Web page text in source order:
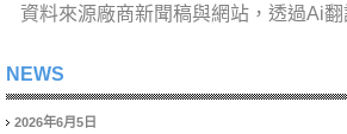
資料來源廠商新聞稿與網站，透過Ai
NEWS
2026年6月5日